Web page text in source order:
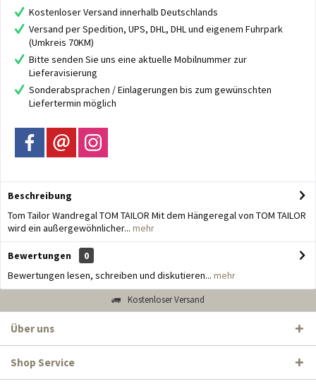
Kostenloser Versand innerhalb Deutschlands
Versand per Spedition, UPS, DHL, DHL und eigenem Fuhrpark
(Umkreis 70KM)
Bitte senden Sie uns eine aktuelle Mobilnummer zur
Lieferavisierung
Sonderabsprachen / Einlagerungen bis zum gewünschten
Liefertermin möglich
Beschreibung
Tom Tailor Wandregal TOM TAILOR Mit dem Hängeregal von TOM TAILOR
wird ein außergewöhnlicher... mehr
Bewertungen
0
Bewertungen lesen, schreiben und diskutieren... mehr
Kostenloser Versand
Über uns
Shop Service